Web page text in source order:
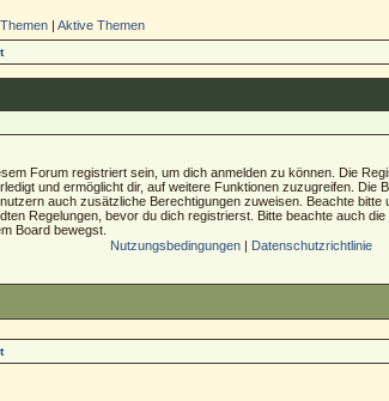
| Aktive Themen
Forum registriert sein, um dich anmelden zu können. Die
und ermöglicht dir, auf weitere Funktionen zuzugreifen. Die
auch zusätzliche Berechtigungen zuweisen. Beachte bitte
Regelungen, bevor du dich registrierst. Bitte beachte auch
Board bewegst.
Nutzungsbedingungen | Datenschutzrichtlinie